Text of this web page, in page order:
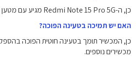
כן, ה-Redmi Note 15 Pro 5G מגיע עם מטען מהיר ‎45W‎ כלול באריזה.
האם יש תמיכה בטעינה הפוכה?
מכשירים נוספים.